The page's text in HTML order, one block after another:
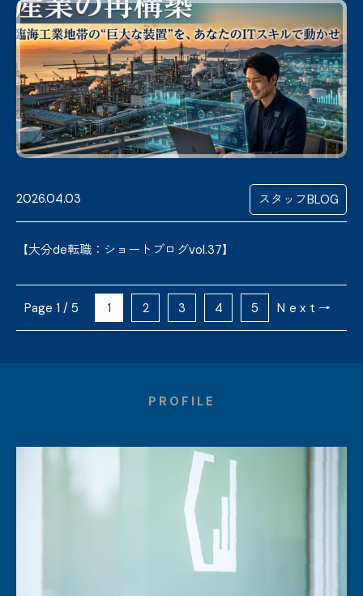
2026.04.03 スタッフBLOG
【大分de転職：ショートブログvol.37】
1 / 5 1 2 3 4 5 Next→
PROFILE